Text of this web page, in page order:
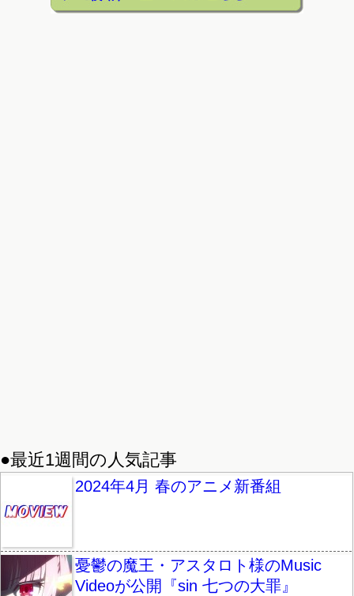
●最近1週間の人気記事
2024年4月 春のアニメ新番組
憂鬱の魔王・アスタロト様のMusic
Videoが公開『sin 七つの大罪』